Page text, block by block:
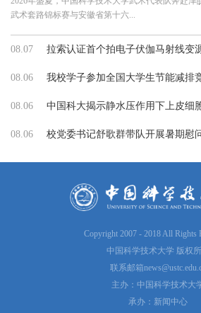
武术套路锦标赛与安徽省第十六...
08.07 拉索认证首个拍电子伏伽马射线变
08.06 我校学子参加全国大学生节能减排
08.06 中国科大揭示静水压作用下上皮细
08.06 校党委书记舒歌群带队开展暑期慰
Copyright 2007 - 2018 All Rights
中国科学技术大学 版权
联系邮箱
主办：中国科学技术大
承办：新闻中心